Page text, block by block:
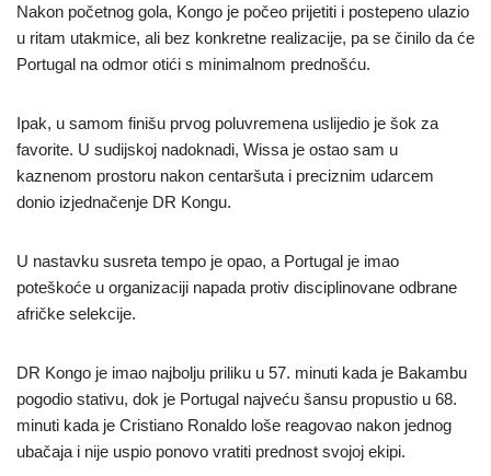
Nakon početnog gola, Kongo je počeo prijetiti i postepeno ulazio
u ritam utakmice, ali bez konkretne realizacije, pa se činilo da će
Portugal na odmor otići s minimalnom prednošću.
Ipak, u samom finišu prvog poluvremena uslijedio je šok za
favorite. U sudijskoj nadoknadi, Wissa je ostao sam u
kaznenom prostoru nakon centaršuta i preciznim udarcem
donio izjednačenje DR Kongu.
U nastavku susreta tempo je opao, a Portugal je imao
poteškoće u organizaciji napada protiv disciplinovane odbrane
afričke selekcije.
DR Kongo je imao najbolju priliku u 57. minuti kada je Bakambu
pogodio stativu, dok je Portugal najveću šansu propustio u 68.
minuti kada je Cristiano Ronaldo loše reagovao nakon jednog
ubačaja i nije uspio ponovo vratiti prednost svojoj ekipi.